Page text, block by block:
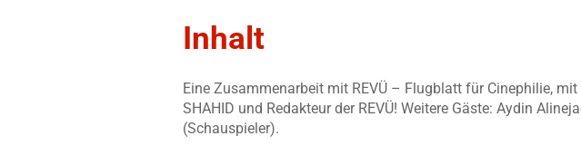
Inhalt
Eine Zusammenarbeit mit REVÜ – Flugblatt für Cinephilie,
SHAHID und Redakteur der REVÜ! Weitere Gäste: Aydin
(Schauspieler).